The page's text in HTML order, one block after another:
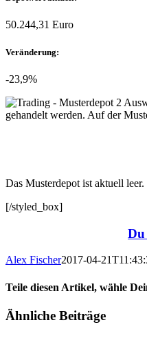
50.244,31 Euro
Veränderung:
-23,9%
gehandelt werden. Auf der
Das Musterdepot ist aktuell
[/styled_box]
Alex Fischer2017-04-
Teile diesen Artikel, wähle
Facebook
Twitter
Reddit
LinkedIn
Tumblr
Pinterest
Vk
E-
Ähnliche Beiträge